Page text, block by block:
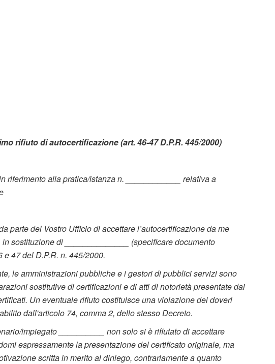
rifiuto di autocertificazione (art. 46-47 D.P.R. 445/2000)
riferimento alla pratica/istanza n. ____________ relativa a
parte del Vostro Ufficio di accettare l’autocertificazione da me
sostituzione di ______________ (specificare documento
47 del D.P.R. n. 445/2000.
le amministrazioni pubbliche e i gestori di pubblici servizi sono
sostitutive di certificazioni e di atti di notorietà presentate dai
Un eventuale rifiuto costituisce una violazione dei doveri
dall'articolo 74, comma 2, dello stesso Decreto.
impiegato __________ non solo si è rifiutato di accettare
espressamente la presentazione del certificato originale, ma
scritta in merito al diniego, contrariamente a quanto